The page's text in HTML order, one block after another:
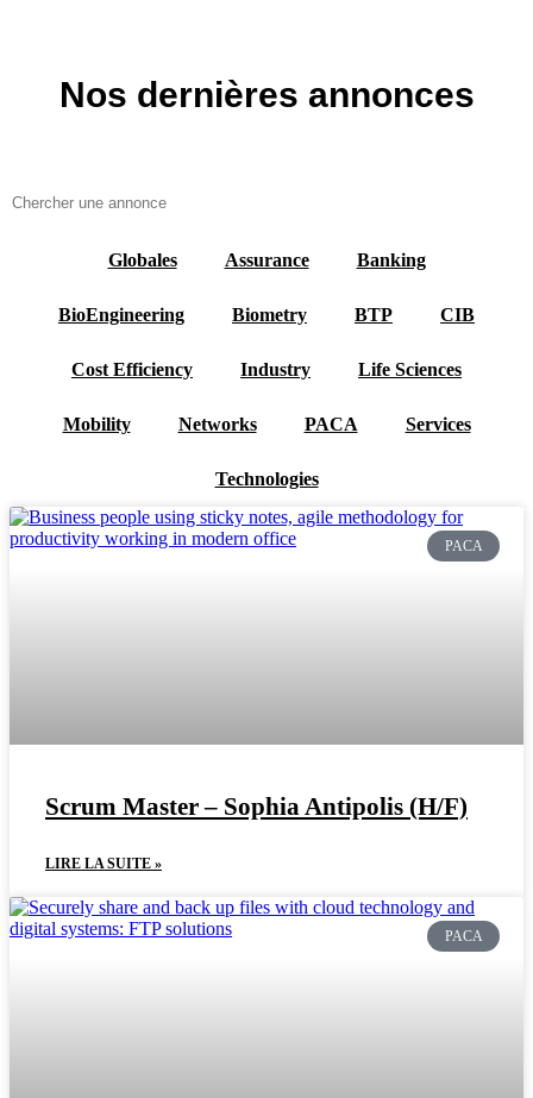
Nos dernières annonces
Globales Assurance Banking
BioEngineering Biometry BTP CIB
Cost Efficiency Industry Life Sciences
Mobility Networks PACA Services
Technologies
PACA
Scrum Master – Sophia Antipolis (H/F)
LIRE LA SUITE »
PACA